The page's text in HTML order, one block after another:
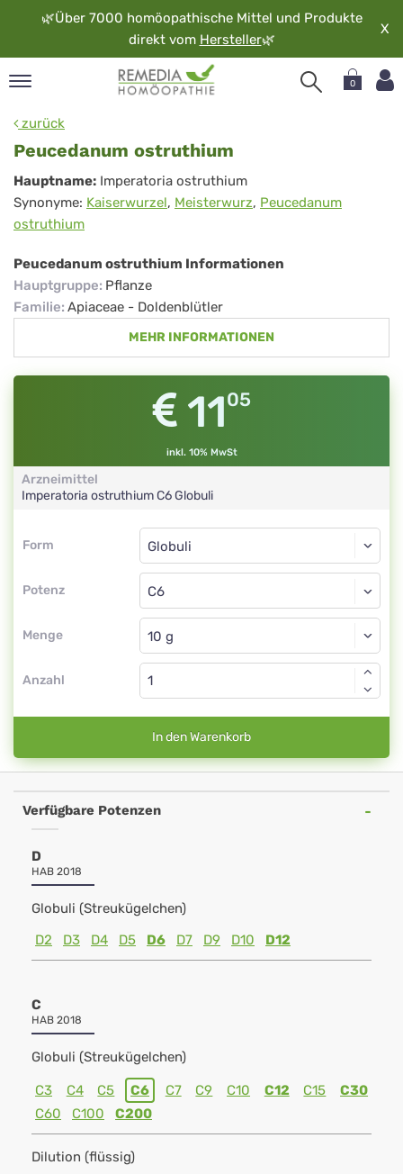
🌿Über 7000 homöopathische Mittel und Produkte
direkt vom Hersteller🌿
X
0
zurück
Peucedanum ostruthium
Peucedanum
ostruthium
Hauptname: Imperatoria ostruthium
Synonyme: Kaiserwurzel, Meisterwurz, Peucedanum
ostruthium
Peucedanum ostruthium Informationen
Hauptgruppe: Pflanze
Familie: Apiaceae - Doldenblütler
MEHR INFORMATIONEN
1105
inkl. 10% MwSt
Arzneimittel
Imperatoria ostruthiumC6Globuli
Form
Form
Potenz
Globuli
C6
Menge
Globuli
Anzahl
In den Warenkorb
Verfügbare Potenzen
D
HAB 2018
Globuli (Streukügelchen)
D2
D3 D4 D5 D6 D7 D9 D10 D12
C
HAB 2018
Globuli (Streukügelchen)
C3 C4 C5 C6 C7 C9 C10 C12 C15
C30
C60
C100 C200
Dilution (flüssig)